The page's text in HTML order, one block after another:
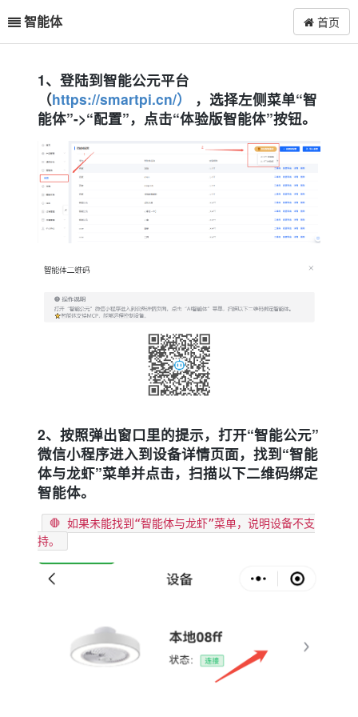
智能体 首页
1、登陆到智能公元平台
（https://smartpi.cn/）
，选择左侧菜单“智
能体”->“配置”，点击“体验版智能体”按钮。
2、按照弹出窗口里的提示，打开“智能公元”
微信小程序进入到设备详情页面，找到“智能
体与龙虾”菜单并点击，扫描以下二维码绑定
智能体。
🛑 如果未能找到“智能体与龙虾”菜单，说明设备不支
持。